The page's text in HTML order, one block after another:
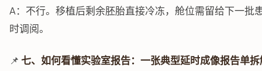
A：不行。移植后剩余胚胎直接冷冻，舱位需留给下一批
时调阅。
📌 七、如何看懂实验室报告：一张典型延时成像报告单